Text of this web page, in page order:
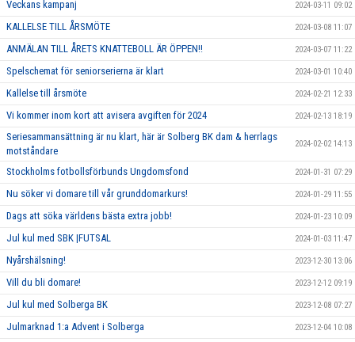
Veckans kampanj 2024-03-11 09:02
KALLELSE TILL ÅRSMÖTE 2024-03-08 11:07
ANMÄLAN TILL ÅRETS KNATTEBOLL ÄR ÖPPEN!! 2024-03-07 11:22
Spelschemat för seniorserierna är klart 2024-03-01 10:40
Kallelse till årsmöte 2024-02-21 12:33
Vi kommer inom kort att avisera avgiften för 2024 2024-02-13 18:19
Seriesammansättning är nu klart, här är Solberg BK dam & herrlags
motståndare
2024-02-02 14:13
Stockholms fotbollsförbunds Ungdomsfond 2024-01-31 07:29
Nu söker vi domare till vår grunddomarkurs! 2024-01-29 11:55
Dags att söka världens bästa extra jobb! 2024-01-23 10:09
Jul kul med SBK |FUTSAL 2024-01-03 11:47
Nyårshälsning! 2023-12-30 13:06
Vill du bli domare! 2023-12-12 09:19
Jul kul med Solberga BK 2023-12-08 07:27
Julmarknad 1:a Advent i Solberga 2023-12-04 10:08